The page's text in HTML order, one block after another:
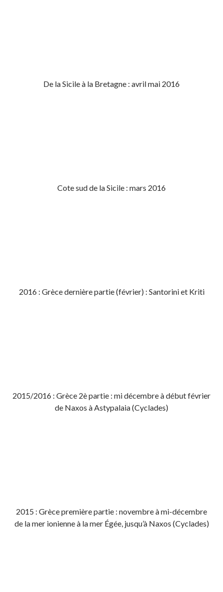
De la Sicile à la Bretagne : avril mai 2016
Cote sud de la Sicile : mars 2016
2016 : Grèce dernière partie (février) : Santorini et Kriti
2015/2016 : Grèce 2è partie : mi décembre à début février
de Naxos à Astypalaia (Cyclades)
2015 : Grèce première partie : novembre à mi-décembre
de la mer ionienne à la mer Égée, jusqu’à Naxos (Cyclades)